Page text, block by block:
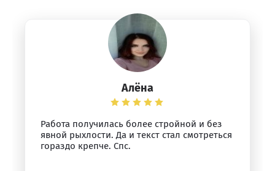
Алёна
Работа получилась более стройной и без
явной рыхлости. Да и текст стал смотреться
гораздо крепче. Спс.